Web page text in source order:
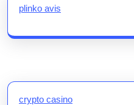
plinko avis
crypto casino